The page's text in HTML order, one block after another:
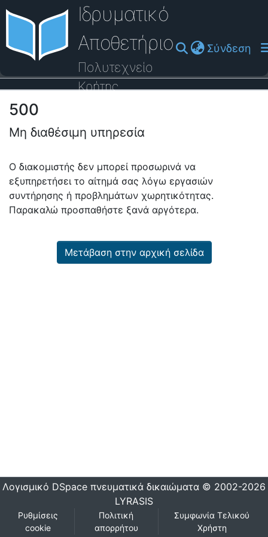
Ιδρυματικό
Αποθετήριο
Πολυτεχνείο
Κρήτης
Σύνδεση
Οδηγός Βοήθειας
500
Μη διαθέσιμη υπηρεσία
Ο διακομιστής δεν μπορεί προσωρινά να
εξυπηρετήσει το αίτημά σας λόγω εργασιών
συντήρησης ή προβλημάτων χωρητικότητας.
Παρακαλώ προσπαθήστε ξανά αργότερα.
Μετάβαση στην αρχική σελίδα
Λογισμικό DSpace πνευματικά δικαιώματα © 2002-2026
LYRASIS
Ρυθμίσεις
cookie
Πολιτική
απορρήτου
Συμφωνία Τελικού
Χρήστη